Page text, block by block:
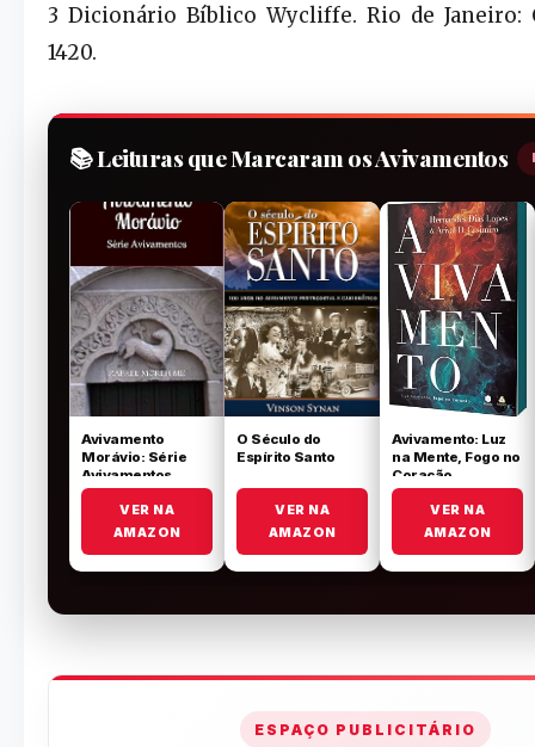
3 Dicionário Bíblico Wycliffe. Rio de Janeiro:
1420.
📚 Leituras que Marcaram os Avivamentos
Avivamento
Morávio: Série
Avivamentos
VER NA
AMAZON
O Século do
Espírito Santo
VER NA
AMAZON
Avivamento: Luz
na Mente, Fogo no
Coração
VER NA
AMAZON
ESPAÇO PUBLICITÁRIO